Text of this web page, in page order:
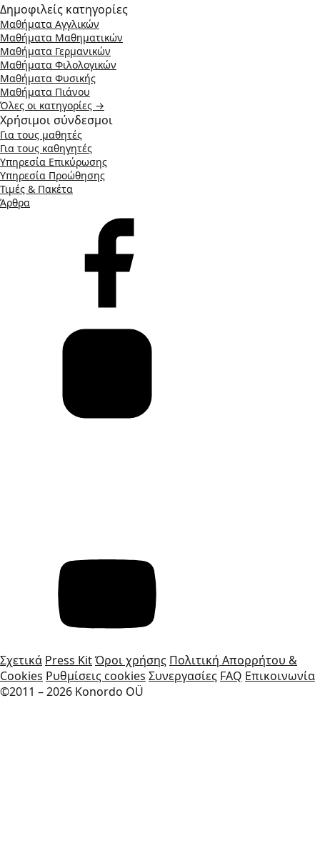
Δημοφιλείς κατηγορίες
Μαθήματα Αγγλικών
Μαθήματα Μαθηματικών
Μαθήματα Γερμανικών
Μαθήματα Φιλολογικών
Μαθήματα Φυσικής
Μαθήματα Πιάνου
Όλες οι κατηγορίες →
Χρήσιμοι σύνδεσμοι
Για τους μαθητές
Για τους καθηγητές
Υπηρεσία Επικύρωσης
Υπηρεσία Προώθησης
Τιμές & Πακέτα
Άρθρα
Σχετικά Press KitΌροι χρήσης Πολιτική Απορρήτου &
Cookies Ρυθμίσεις cookies Συνεργασίες FAQ Επικοινωνία
©2011 – 2026 Konordo OÜ